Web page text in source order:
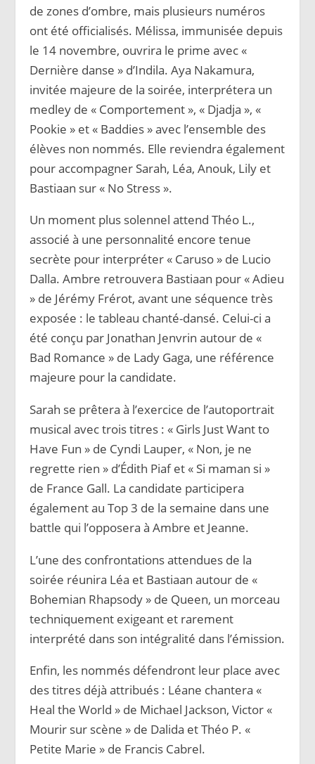
de zones d’ombre, mais plusieurs numéros
ont été officialisés. Mélissa, immunisée depuis
le 14 novembre, ouvrira le prime avec «
Dernière danse » d’Indila. Aya Nakamura,
invitée majeure de la soirée, interprétera un
medley de « Comportement », « Djadja », «
Pookie » et « Baddies » avec l’ensemble des
élèves non nommés. Elle reviendra également
pour accompagner Sarah, Léa, Anouk, Lily et
Bastiaan sur « No Stress ».
Un moment plus solennel attend Théo L.,
associé à une personnalité encore tenue
secrète pour interpréter « Caruso » de Lucio
Dalla. Ambre retrouvera Bastiaan pour « Adieu
» de Jérémy Frérot, avant une séquence très
exposée : le tableau chanté-dansé. Celui-ci a
été conçu par Jonathan Jenvrin autour de «
Bad Romance » de Lady Gaga, une référence
majeure pour la candidate.
Sarah se prêtera à l’exercice de l’autoportrait
musical avec trois titres : « Girls Just Want to
Have Fun » de Cyndi Lauper, « Non, je ne
regrette rien » d’Édith Piaf et « Si maman si »
de France Gall. La candidate participera
également au Top 3 de la semaine dans une
battle qui l’opposera à Ambre et Jeanne.
L’une des confrontations attendues de la
soirée réunira Léa et Bastiaan autour de «
Bohemian Rhapsody » de Queen, un morceau
techniquement exigeant et rarement
interprété dans son intégralité dans l’émission.
Enfin, les nommés défendront leur place avec
des titres déjà attribués : Léane chantera «
Heal the World » de Michael Jackson, Victor «
Mourir sur scène » de Dalida et Théo P. «
Petite Marie » de Francis Cabrel.